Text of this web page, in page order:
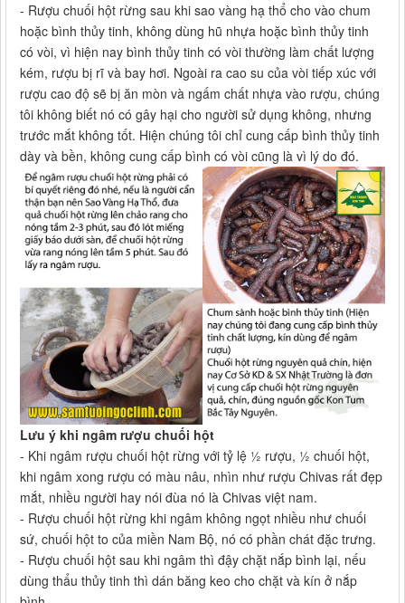
- Rượu chuối hột rừng sau khi sao vàng hạ thổ cho vào chum
hoặc bình thủy tinh, không dùng hũ nhựa hoặc bình thủy tinh
có vòi, vì hiện nay bình thủy tinh có vòi thường làm chất lượng
kém, rượu bị rĩ và bay hơi. Ngoài ra cao su của vòi tiếp xúc với
rượu cao độ sẽ bị ăn mòn và ngấm chất nhựa vào rượu, chúng
tôi không biết nó có gây hại cho người sử dụng không, nhưng
trước mắt không tốt. Hiện chúng tôi chỉ cung cấp bình thủy tinh
dày và bền, không cung cấp bình có vòi cũng là vì lý do đó.
Lưu ý khi ngâm rượu chuối hột
- Khi ngâm rượu chuối hột rừng với tỷ lệ ½ rượu, ½ chuối hột,
khi ngâm xong rượu có màu nâu, nhìn như rượu Chivas rất đẹp
mắt, nhiều người hay nói đùa nó là Chivas việt nam.
- Rượu chuối hột rừng khi ngâm không ngọt nhiều như chuối
sứ, chuối hột to của miền Nam Bộ, nó có phần chát đặc trưng.
- Rượu chuối hột sau khi ngâm thì đậy chặt nắp bình lại, nếu
dùng thẩu thủy tinh thì dán băng keo cho chặt và kín ở nắp